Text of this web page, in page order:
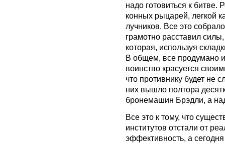
надо готовиться к
конных рыцарей, легкой
лучников. Все это
грамотно расставил
которая, используя
В общем, все продумано
воинство красуется
что противнику будет не
них вышло полтора
бронемашин Брэдли, а
Все это к тому, что
институтов отстали от
эффективность, а